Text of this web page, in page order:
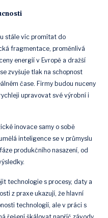
stále víc promítat do
fragmentace, proměnlivá
energií v Evropě a dražší
zvyšuje tlak na schopnost
čase. Firmy budou nuceny
upravovat své výrobní i
inovace samy o sobě
inteligence se v průmyslu
produkčního nasazení, od
technologie s procesy, daty a
z praxe ukazují, že hlavní
technologií, ale v práci s